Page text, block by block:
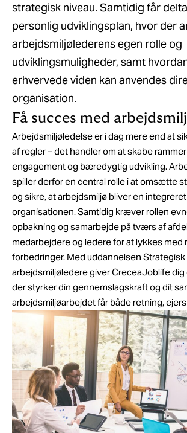
strategisk niveau. Samtidig får
personlig udviklingsplan, hvor der
arbejdsmiljølederens egen rolle og
udviklingsmuligheder, samt
erhvervede viden kan anvendes
organisation.
Få succes med
Arbejdsmiljøledelse er i dag mere end at
af regler – det handler om at skabe
engagement og bæredygtig udvikling.
spiller derfor en central rolle i at omsætte
og sikre, at arbejdsmiljø bliver en
organisationen. Samtidig kræver rollen
opbakning og samarbejde på tværs af
medarbejdere og ledere for at lykkes med
forbedringer. Med uddannelsen
arbejdsmiljøledere giver CreceaJoblife
der styrker din gennemslagskraft og dit
arbejdsmiljøarbejdet får både retning,